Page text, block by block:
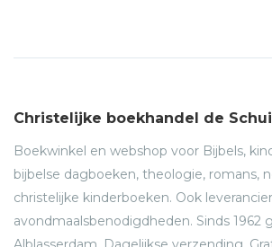
Christelijke boekhandel de
Boekwinkel en webshop voor Bijbels,
bijbelse dagboeken, theologie, romans,
christelijke kinderboeken. Ook
avondmaalsbenodigdheden. Sinds 1962